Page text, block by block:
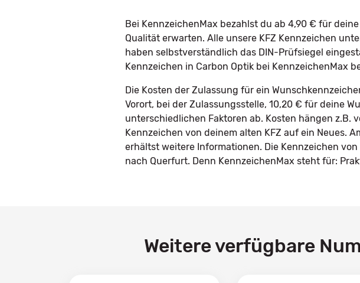
Bei KennzeichenMax bezahlst du ab 4,90 € für
Qualität erwarten. Alle unsere KFZ Kennzeichen
haben selbstverständlich das DIN-Prüfsiegel
Kennzeichen in Carbon Optik bei KennzeichenMax
Die Kosten der Zulassung für ein
Vorort, bei der Zulassungsstelle, 10,20 € für deine
unterschiedlichen Faktoren ab. Kosten hängen z.B.
Kennzeichen von deinem alten KFZ auf ein Neues.
erhältst weitere Informationen. Die Kennzeichen
nach Querfurt. Denn KennzeichenMax steht für:
Weitere verfügbare